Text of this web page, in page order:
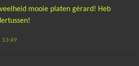
mooie platen gérard! Heb
13:49